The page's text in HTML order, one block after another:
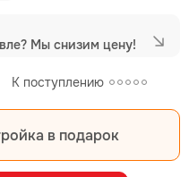
К поступлению
Мы снизим цену!
в подарок